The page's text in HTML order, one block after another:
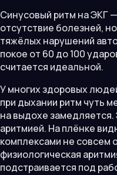
Синусовый ритм на ЭКГ
отсутствие болезней,
тяжёлых нарушений
покое от 60 до 100
считается идеальной.
У многих здоровых
при дыхании ритм чуть
на выдохе
аритмией. На плёнке
комплексами не совсем
физиологическая
подстраивается под